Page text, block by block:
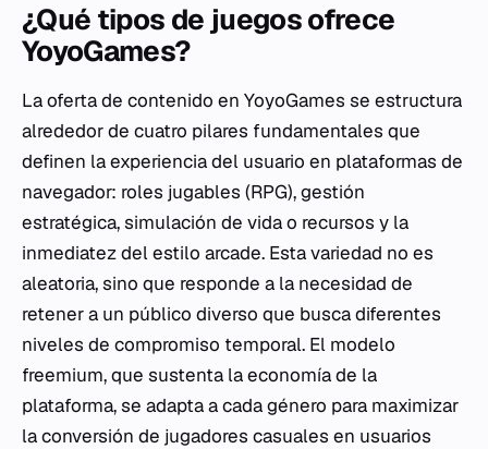
¿Qué tipos de juegos ofrece
YoyoGames?
La oferta de contenido en YoyoGames se estructura
alrededor de cuatro pilares fundamentales que
definen la experiencia del usuario en plataformas de
navegador: roles jugables (RPG), gestión
estratégica, simulación de vida o recursos y la
inmediatez del estilo arcade. Esta variedad no es
aleatoria, sino que responde a la necesidad de
retener a un público diverso que busca diferentes
niveles de compromiso temporal. El modelo
freemium, que sustenta la economía de la
plataforma, se adapta a cada género para maximizar
la conversión de jugadores casuales en usuarios